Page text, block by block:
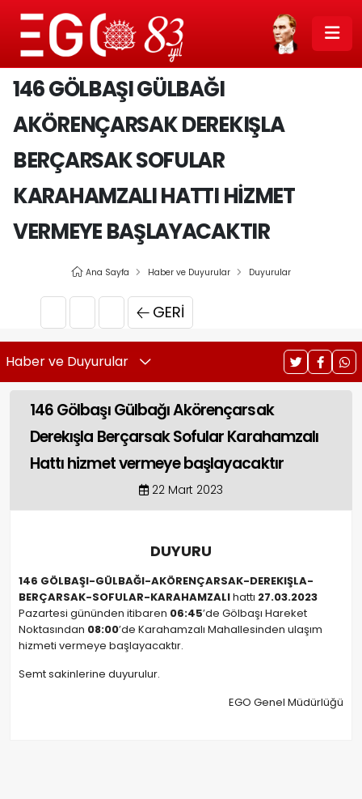
146 GÖLBAŞI GÜLBAĞI
AKÖRENÇARSAK DEREKIŞLA
BERÇARSAK SOFULAR
KARAHAMZALI HATTI HIZMET
VERMEYE BAŞLAYACAKTIR
Ana Sayfa Haber ve Duyurular Duyurular
GERI
Haber ve Duyurular
146 Gölbaşı Gülbağı Akörençarsak
Derekışla Berçarsak Sofular Karahamzalı
Hattı hizmet vermeye başlayacaktır
22 Mart 2023
DUYURU
146 GÖLBAŞI-GÜLBAĞI-AKÖRENÇARSAK-DEREKIŞLA-
BERÇARSAK-SOFULAR-KARAHAMZALIhattı 27.03.2023
Pazartesi gününden itibaren 06:45’de Gölbaşı Hareket
Noktasından 08:00’de Karahamzalı Mahallesinden ulaşım
hizmeti vermeye başlayacaktır.
Semt sakinlerine duyurulur.
EGO Genel Müdürlüğü